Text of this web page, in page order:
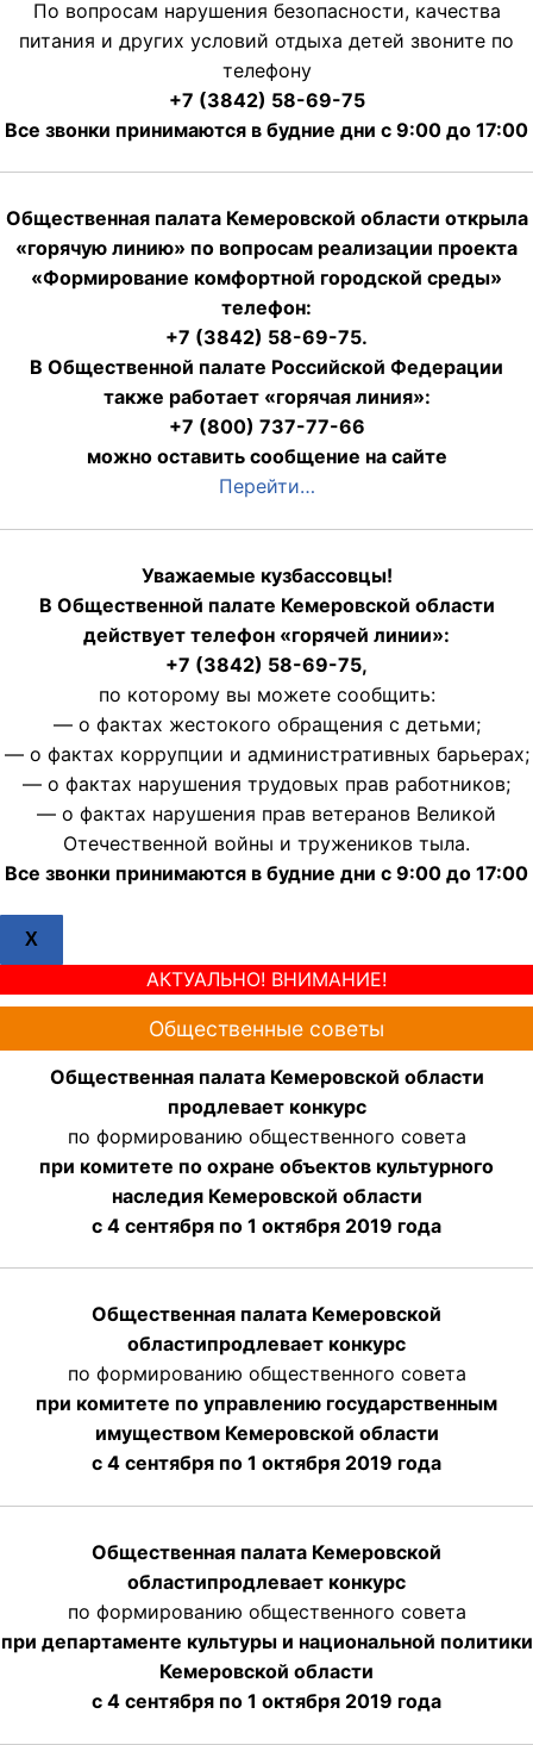
По вопросам нарушения безопасности, качества
питания и других условий отдыха детей звоните по
телефону
+7 (3842) 58-69-75
Все звонки принимаются в будние дни с 9:00 до 17:00
Общественная палата Кемеровской области открыла
«горячую линию» по вопросам реализации проекта
«Формирование комфортной городской среды»
телефон:
+7 (3842) 58-69-75.
В Общественной палате Российской Федерации
также работает «горячая линия»:
+7 (800) 737-77-66
можно оставить сообщение на сайте
Перейти…
Уважаемые кузбассовцы!
В Общественной палате Кемеровской области
действует телефон «горячей линии»:
+7 (3842) 58-69-75,
по которому вы можете сообщить:
— о фактах жестокого обращения с детьми;
— о фактах коррупции и административных барьерах;
— о фактах нарушения трудовых прав работников;
— о фактах нарушения прав ветеранов Великой
Отечественной войны и тружеников тыла.
Все звонки принимаются в будние дни с 9:00 до 17:00
X
АКТУАЛЬНО! ВНИМАНИЕ!
Общественные советы
Общественная палата Кемеровской области
продлевает конкурс
по формированию общественного совета
при комитете по охране объектов культурного
наследия Кемеровской области
с 4 сентября по 1 октября 2019 года
Общественная палата Кемеровской
областипродлевает конкурс
по формированию общественного совета
при комитете по управлению государственным
имуществом Кемеровской области
с 4 сентября по 1 октября 2019 года
Общественная палата Кемеровской
областипродлевает конкурс
по формированию общественного совета
при департаменте культуры и национальной политики
Кемеровской области
с 4 сентября по 1 октября 2019 года